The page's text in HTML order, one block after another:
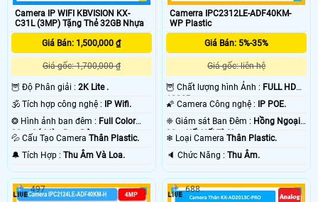
Camera IP WIFI KBVISION KX-
C31L (3MP) Tặng Thẻ 32GB Nhựa
Giá Bán: 1,500,000 ₫
Giá gốc: 1,700,000 ₫
🦉 Độ Phân giải : 2K Lite .
🕉️ Tích hợp công nghệ :
IP Wifi.
❂ Hình ảnh ban đêm : Full Color
30m Có Màu Ban Ðêm.
💦 Cấu Tạo Camera Thân Plastic.
️🔔 Tích Hợp : Thu Âm Và Loa.
Camerra IPC2312LE-ADF40KM-
WP Plastic
Giá Bán: 5%-35%
Giá gốc: liên hệ
🦉 Chất lượng hình Ảnh : FULL HD
1080P .
🌠 Camera Công nghệ :
IP POE.
❈ Giám sát Ban Đêm : Hồng Ngoại
30m Kết Nối Từ Xa.
❄ Loại CameraThân Plastic.
️🔈 Chức Năng :Thu Âm.
497 688